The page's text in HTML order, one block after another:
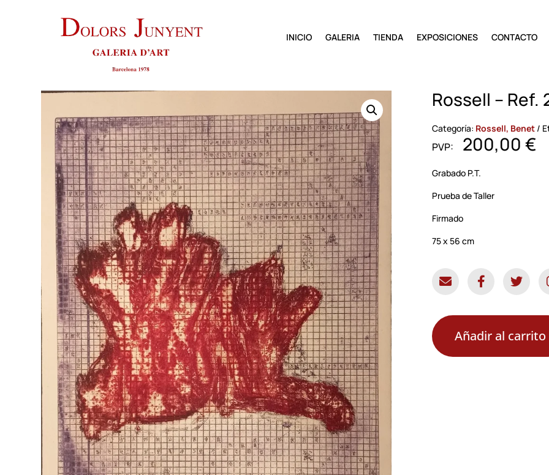
INICIO GALERIA TIENDA EXPOSICIONES CONTACTO
Rossell – Ref.
Categoría: Rossell, Benet
200,00€
Grabado P.T.
Prueba de Taller
Firmado
75 x 56 cm
Añadir al carrito